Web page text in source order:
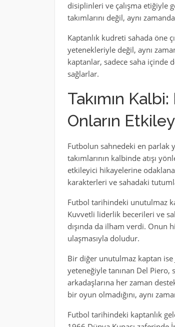
disiplinleri ve çalışma etiğiyle
takımlarını değil, aynı
Kaptanlık kudreti sahada öne
yetenekleriyle değil, aynı
kaptanlar, sadece saha içinde
sağlarlar.
Takımın
Onların
Futbolun sahnedeki en parlak
takımlarının kalbinde atışı
etkileyici hikayelerine
karakterleri ve sahadaki
Futbol tarihindeki unutulmaz
Kuvvetli liderlik becerileri ve
dışında da ilham verdi. Onun
ulaşmasıyla doludur.
Bir diğer unutulmaz kaptan
yeteneğiyle tanınan Del
arkadaşlarına her zaman
bir oyun olmadığını, aynı
Futbol tarihindeki kaptanlık